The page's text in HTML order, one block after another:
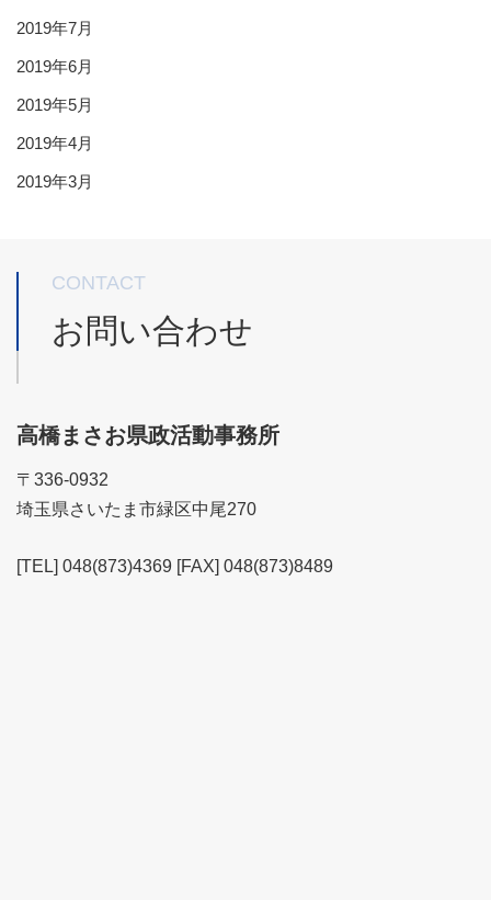
2019年7月
2019年6月
2019年5月
2019年4月
2019年3月
CONTACT
お問い合わせ
高橋まさお県政活動事務所
〒336-0932
埼玉県さいたま市緑区中尾270
[TEL] 048(873)4369 [FAX] 048(873)8489